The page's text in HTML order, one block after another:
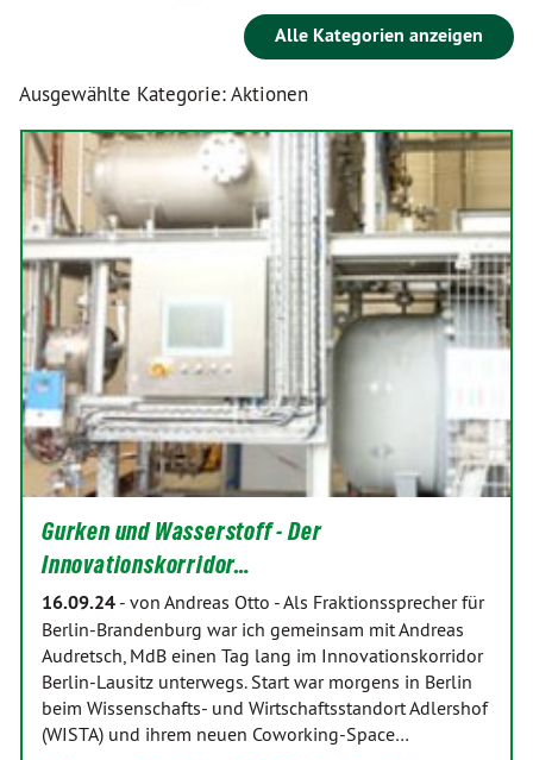
Alle Kategorien anzeigen
Ausgewählte Kategorie: Aktionen
Gurken und Wasserstoff - Der
Innovationskorridor…
16.09.24 - von Andreas Otto -Als Fraktionssprecher für
Berlin-Brandenburg war ich gemeinsam mit Andreas
Audretsch, MdB einen Tag lang im Innovationskorridor
Berlin-Lausitz unterwegs. Start war morgens in Berlin
beim Wissenschafts- und Wirtschaftsstandort Adlershof
(WISTA) und ihrem neuen Coworking-Space…